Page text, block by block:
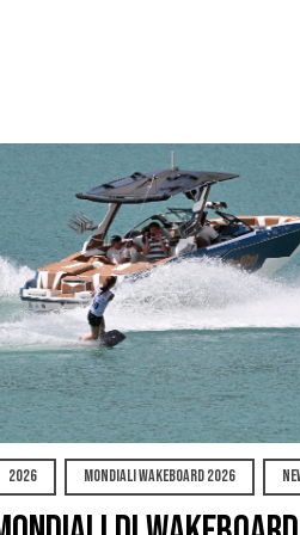
2026 MONDIALI WAKEBOARD 2026